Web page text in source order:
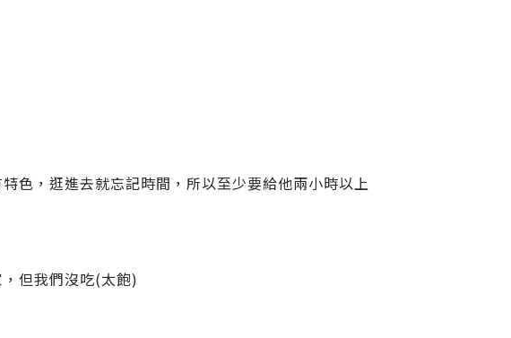
色，逛進去就忘記時間，所以至少要給他兩小時以上
但我們沒吃(太飽)